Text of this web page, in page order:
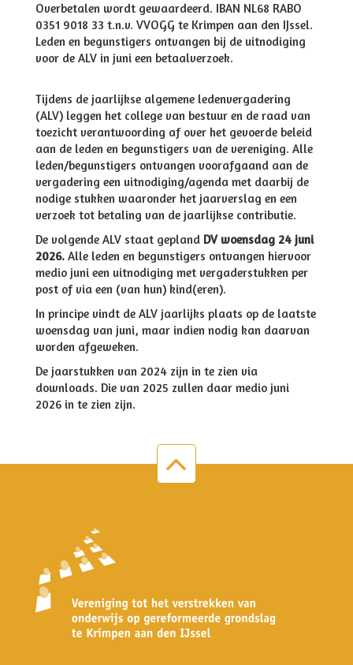
Overbetalen wordt gewaardeerd. IBAN NL68 RABO
0351 9018 33 t.n.v. VVOGG te Krimpen aan den IJssel.
Leden en begunstigers ontvangen bij de uitnodiging
voor de ALV in juni een betaalverzoek.
Tijdens de jaarlijkse algemene ledenvergadering
(ALV) leggen het college van bestuur en de raad van
toezicht verantwoording af over het gevoerde beleid
aan de leden en begunstigers van de vereniging. Alle
leden/begunstigers ontvangen voorafgaand aan de
vergadering een uitnodiging/agenda met daarbij de
nodige stukken waaronder het jaarverslag en een
verzoek tot betaling van de jaarlijkse contributie.
De volgende ALV staat gepland DV woensdag 24 juni
2026. Alle leden en begunstigers ontvangen hiervoor
medio juni een uitnodiging met vergaderstukken per
post of via een (van hun) kind(eren).
In principe vindt de ALV jaarlijks plaats op de laatste
woensdag van juni, maar indien nodig kan daarvan
worden afgeweken.
De jaarstukken van 2024 zijn in te zien via
downloads. Die van 2025 zullen daar medio juni
2026 in te zien zijn.